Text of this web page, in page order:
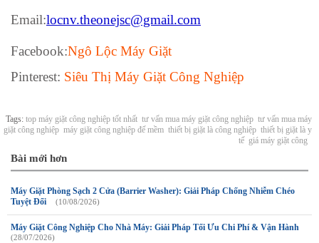
Email:locnv.theonejsc@gmail.com
Facebook:Ngô Lộc Máy Giặt
Pinterest: Siêu Thị Máy Giặt Công Nghiệp
Tags: top máy giặt công nghiệp tốt nhất tư vấn mua máy giặt công nghiệp tư vấn mua máy
giặt công nghiệp máy giặt công nghiệp đế mềm thiết bị giặt là công nghiệp thiết bị giặt là y
tế giá máy giặt công
Bài mới hơn
Máy Giặt Phòng Sạch 2 Cửa (Barrier Washer): Giải Pháp Chống Nhiễm Chéo
Tuyệt Đối
(10/08/2026)
Máy Giặt Công Nghiệp Cho Nhà Máy: Giải Pháp Tối Ưu Chi Phí & Vận Hành
(28/07/2026)